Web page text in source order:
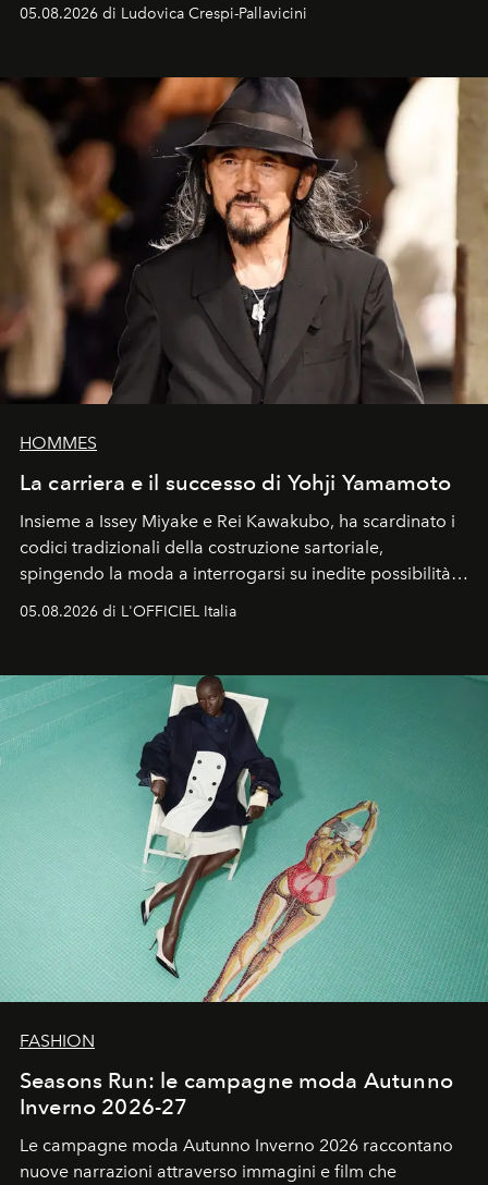
05.08.2026 di Ludovica Crespi-Pallavicini
HOMMES
La carriera e il successo di Yohji Yamamoto
Insieme a Issey Miyake e Rei Kawakubo, ha scardinato i
codici tradizionali della costruzione sartoriale,
spingendo la moda a interrogarsi su inedite possibilità
un’impronta indelebile nella storia della moda.
05.08.2026 di L'OFFICIEL Italia
FASHION
Seasons Run: le campagne moda Autunno
Inverno 2026-27
Le campagne moda Autunno Inverno 2026 raccontano
nuove narrazioni attraverso immagini e film che